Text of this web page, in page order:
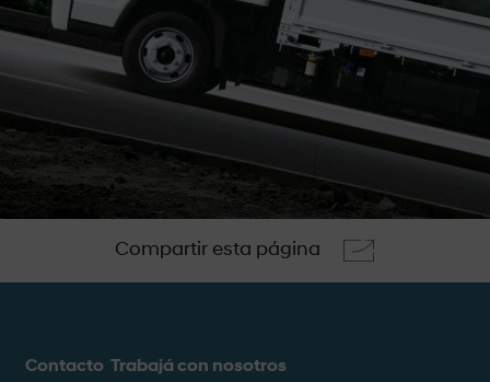
Compartir esta página
Contacto Trabajá con nosotros